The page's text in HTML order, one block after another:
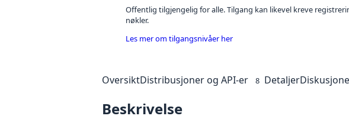
Offentlig tilgjengelig for alle. Tilgang kan likevel kreve
nøkler.
Les mer om tilgangsnivåer her
OversiktDistribusjoner og API-er 8 Detaljer
Beskrivelse